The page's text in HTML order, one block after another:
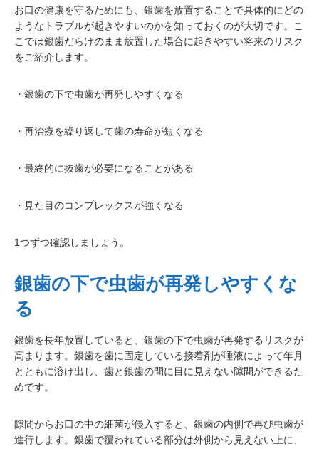
お口の健康を守るためにも、銀歯を放置することで具体的にどの
ようなトラブルが起きやすいのかを知っておくのが大切です。こ
こでは銀歯だらけのまま放置した場合に起きやすい将来のリスク
をご紹介します。
・銀歯の下で虫歯が再発しやすくなる
・再治療を繰り返して歯の寿命が短くなる
・最終的に抜歯が必要になることがある
・見た目のコンプレックスが強くなる
1つずつ確認しましょう。
銀歯の下で虫歯が再発しやすくな
る
銀歯を長年放置していると、銀歯の下で虫歯が再発するリスクが
高まります。銀歯を歯に固定している接着剤が唾液によって年月
とともに溶け出し、歯と銀歯の間に目に見えない隙間ができるた
めです。
隙間からお口の中の細菌が侵入すると、銀歯の内側で再び虫歯が
進行します。銀歯で覆われている部分は外側から見えない上に、